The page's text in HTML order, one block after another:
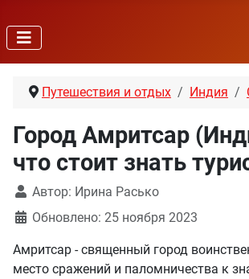
Путешествия и отдых Индия
Город Амритсар
что стоит знать
Автор: Ирина Расько
Обновлено: 25 ноября 2023
Амритсар - священный город
место сражений и паломничества к